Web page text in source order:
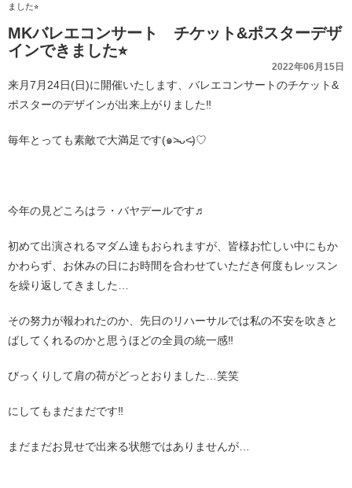
ました⭐︎
MKバレエコンサート チケット&ポスターデザ
インできました⭐︎
2022年06月15日
来月7月24日(日)に開催いたします、バレエコンサートのチケット&
ポスターのデザインが出来上がりました‼︎
毎年とっても素敵で大満足です(๑˃̵ᴗ˂̵)♡
今年の見どころはラ・バヤデールです♬
初めて出演されるマダム達もおられますが、皆様お忙しい中にもか
かわらず、お休みの日にお時間を合わせていただき何度もレッスン
を繰り返してきました…
その努力が報われたのか、先日のリハーサルでは私の不安を吹きと
ばしてくれるのかと思うほどの全員の統一感‼︎
びっくりして肩の荷がどっとおりました…笑笑
にしてもまだまだです‼︎
まだまだお見せで出来る状態ではありませんが…